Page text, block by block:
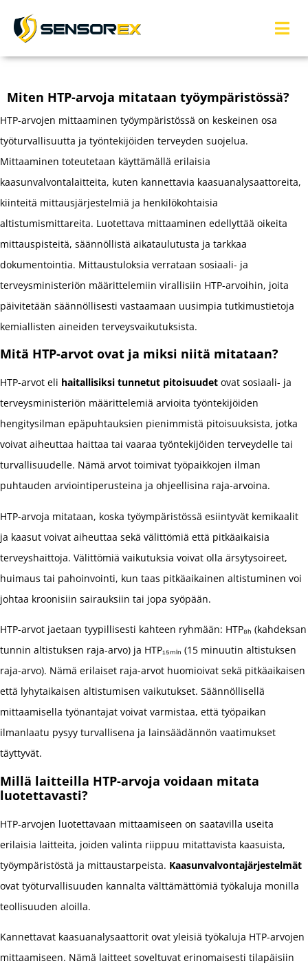
Miten HTP-arvoja mitataan työympäristössä?
HTP-arvojen mittaaminen työympäristössä on keskeinen osa
työturvallisuutta ja työntekijöiden terveyden suojelua.
Mittaaminen toteutetaan käyttämällä erilaisia
kaasunvalvontalaitteita, kuten kannettavia kaasuanalysaattoreita,
kiinteitä mittausjärjestelmiä ja henkilökohtaisia
altistumismittareita. Luotettava mittaaminen edellyttää oikeita
mittauspisteitä, säännöllistä aikataulutusta ja tarkkaa
dokumentointia. Mittaustuloksia verrataan sosiaali- ja
terveysministeriön määrittelemiin virallisiin HTP-arvoihin, joita
päivitetään säännöllisesti vastaamaan uusimpia tutkimustietoja
kemiallisten aineiden terveysvaikutuksista.
Mitä HTP-arvot ovat ja miksi niitä mitataan?
HTP-arvot eli haitallisiksi tunnetut pitoisuudet ovat sosiaali- ja
terveysministeriön määrittelemiä arvioita työntekijöiden
hengitysilman epäpuhtauksien pienimmistä pitoisuuksista, jotka
voivat aiheuttaa haittaa tai vaaraa työntekijöiden terveydelle tai
turvallisuudelle. Nämä arvot toimivat työpaikkojen ilman
puhtauden arviointiperusteina ja ohjeellisina raja-arvoina.
HTP-arvoja mitataan, koska työympäristössä esiintyvät kemikaalit
ja kaasut voivat aiheuttaa sekä välittömiä että pitkäaikaisia
terveyshaittoja. Välittömiä vaikutuksia voivat olla ärsytysoireet,
huimaus tai pahoinvointi, kun taas pitkäaikainen altistuminen voi
johtaa kroonisiin sairauksiin tai jopa syöpään.
HTP-arvot jaetaan tyypillisesti kahteen ryhmään: HTP₈ₕ (kahdeksan
tunnin altistuksen raja-arvo) ja HTP₁₅ₘᵢₙ (15 minuutin altistuksen
raja-arvo). Nämä erilaiset raja-arvot huomioivat sekä pitkäaikaisen
että lyhytaikaisen altistumisen vaikutukset. Säännöllisellä
mittaamisella työnantajat voivat varmistaa, että työpaikan
ilmanlaatu pysyy turvallisena ja lainsäädännön vaatimukset
täyttyvät.
Millä laitteilla HTP-arvoja voidaan mitata
luotettavasti?
HTP-arvojen luotettavaan mittaamiseen on saatavilla useita
erilaisia laitteita, joiden valinta riippuu mitattavista kaasuista,
työympäristöstä ja mittaustarpeista. Kaasunvalvontajärjestelmät
ovat työturvallisuuden kannalta välttämättömiä työkaluja monilla
teollisuuden aloilla.
Kannettavat kaasuanalysaattorit ovat yleisiä työkaluja HTP-arvojen
mittaamiseen. Nämä laitteet soveltuvat erinomaisesti tilapäisiin